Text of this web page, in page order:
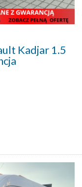
Kadjar 1.5